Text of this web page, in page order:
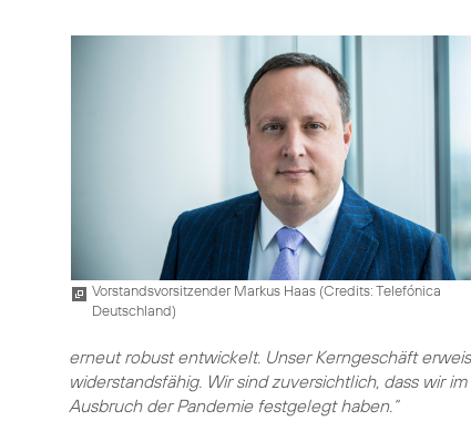
Vorstandsvorsitzender Markus Haas (Credits: Telefónica
Deutschland)
erneut robust entwickelt. Unser Kerngeschäft
widerstandsfähig. Wir sind zuversichtlich, dass wir
Ausbruch der Pandemie festgelegt haben.“